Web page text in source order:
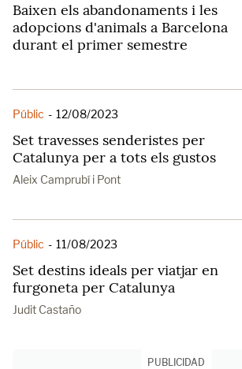
Baixen els abandonaments i les
adopcions d'animals a Barcelona
durant el primer semestre
Públic - 12/08/2023
Set travesses senderistes per
Catalunya per a tots els gustos
Aleix Camprubí i Pont
Públic - 11/08/2023
Set destins ideals per viatjar en
furgoneta per Catalunya
Judit Castaño
PUBLICIDAD